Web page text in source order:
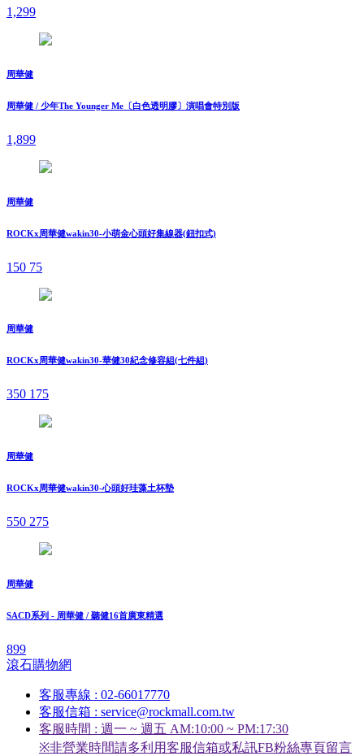
1,299
周華健
周華健 / 少年The Younger Me〔白色透明膠〕演唱會特別版
1,899
周華健
ROCKx周華健wakin30-小萌金心頭好集線器(鈕扣式)
150 75
周華健
ROCKx周華健wakin30-華健30紀念修容組(七件組)
350 175
周華健
ROCKx周華健wakin30-心頭好珪藻土杯墊
550 275
周華健
SACD系列 - 周華健 / 聽健16首廣東精選
899
滾石購物網
客服專線 : 02-66017770
客服信箱 : service@rockmall.com.tw
客服時間 : 週一 ~ 週五 AM:10:00 ~ PM:17:30
※非營業時間請多利用客服信箱或私訊FB粉絲專頁留言